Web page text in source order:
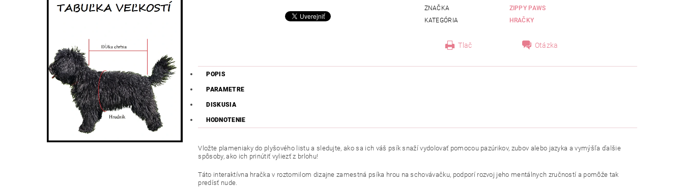
ZNAČKA
ZIPPY PAWS
KATEGÓRIA
HRAČKY
Tlač Otázka
POPIS
PARAMETRE
DISKUSIA
HODNOTENIE
Vložte plameniaky do plyšového listu a sledujte, ako sa ich váš psík snaží vydolovať pomocou pazúrikov, zubov alebo jazyka a vymýšľa ďalšie
spôsoby, ako ich prinútiť vyliezť z brlohu!
Táto interaktívna hračka v roztomilom dizajne zamestná psíka hrou na schovávačku, podporí rozvoj jeho mentálnych zručností a pomôže tak
predísť nude.